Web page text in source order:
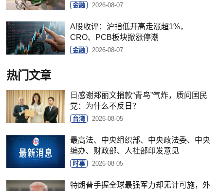
金融 2026-08-07
A股收评：沪指低开高走涨超1%，
CRO、PCB板块掀涨停潮
金融 2026-08-07
热门文章
日感谢郑丽文捐款“青鸟”气炸，质问国民
党：为什么不反日？
台湾 2026-08-05
最高法、中央组织部、中央政法委、中央
编办、财政部、人社部印发意见
时事 2026-08-05
特朗普手握全球最强军力却无计可施，外